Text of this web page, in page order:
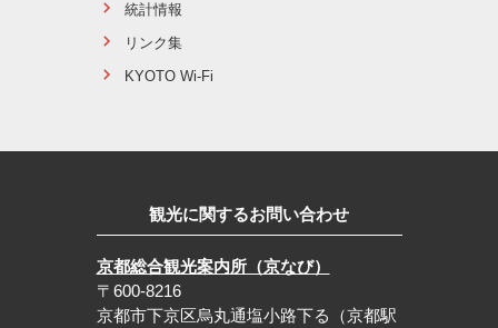
統計情報
リンク集
KYOTO Wi-Fi
観光に関するお問い合わせ
京都総合観光案内所（京なび）
〒600-8216
京都市下京区烏丸通塩小路下る（京都駅